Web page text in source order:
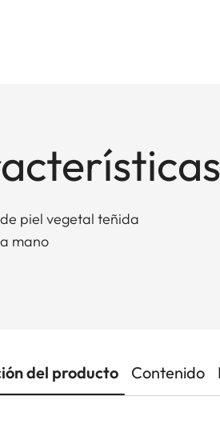
piel vegetal teñida
mano
del producto Contenido